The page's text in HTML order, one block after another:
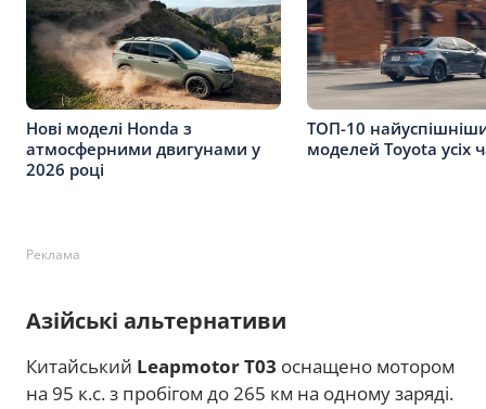
Нові моделі Honda з
атмосферними двигунами у
2026 році
ТОП-10
моделей Toyota усіх
Реклама
Азійські альтернативи
Китайський Leapmotor T03 оснащено мотором
на 95 к.с. з пробігом до 265 км на одному заряді.